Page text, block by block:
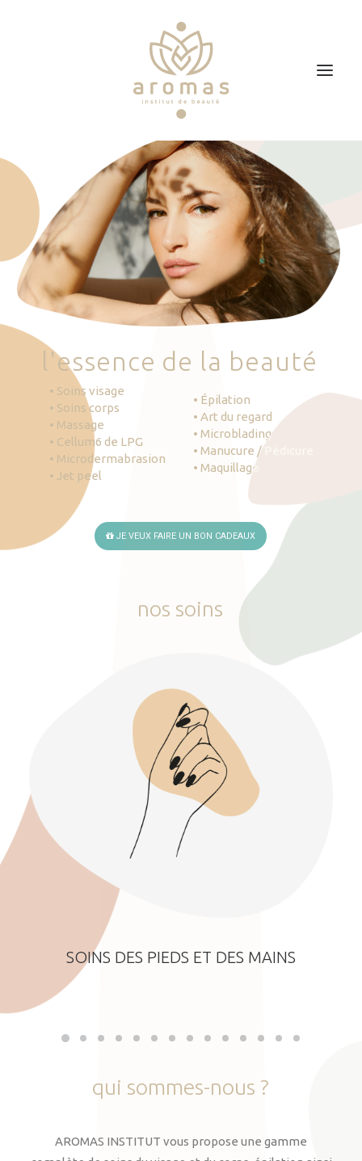
Soins
Je veux faire un bon cadeau
Plan d’accès
Prendre RDV
'essence de la beauté
• Soins visage
• Soins corps
• Massage
• Cellum6 de LPG
• Microdermabrasion
• Jet peel
• Épilation
• Art du regard
• Microblading
• Manucure / Pédicure
• Maquillage
JE VEUX FAIRE UN BON CADEAUX
nos soins
SOINS DES PIEDS ET DES MAINS
qui sommes-nous ?
AROMAS INSTITUT vous propose une gamme